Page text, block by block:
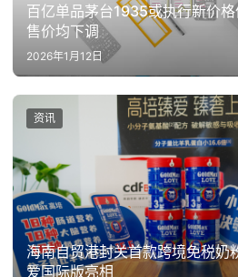
百亿单品茅台1935或执行新价
售价均下调
2026年1月12日
海南自贸港封关首款跨境免税奶
爱国际版亮相
资讯